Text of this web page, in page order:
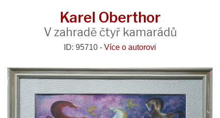
Karel Oberthor
V zahradě čtyř kamarádů
ID: 95710 - Více o autorovi